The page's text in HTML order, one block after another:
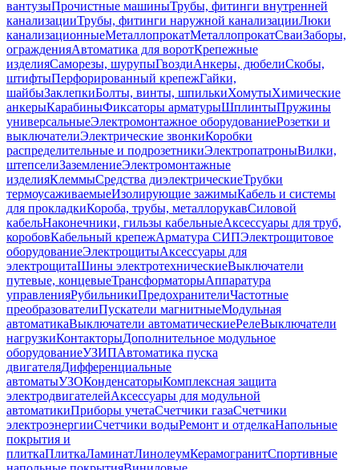
вантузыПрочистные машиныТрубы, фитинги внутренней
канализацииТрубы, фитинги наружной канализацииЛюки
канализационныеМеталлопрокатМеталлопрокатСваиЗаборы,
огражденияАвтоматика для воротКрепежные
изделияСаморезы, шурупыГвоздиАнкеры, дюбелиСкобы,
штифтыПерфорированный крепежГайки,
шайбыЗаклепкиБолты, винты, шпилькиХомутыХимические
анкерыКарабиныФиксаторы арматурыШплинтыПружины
универсальныеЭлектромонтажное оборудованиеРозетки и
выключателиЭлектрические звонкиКоробки
распределительные и подрозетникиЭлектропатроныВилки,
штепселиЗаземлениеЭлектромонтажные
изделияКлеммыСредства диэлектрическиеТрубки
термоусаживаемыеИзолирующие зажимыКабель и системы
для прокладкиКороба, трубы, металлорукавСиловой
кабельНаконечники, гильзы кабельныеАксессуары для труб,
коробовКабельный крепежАрматура СИПЭлектрощитовое
оборудованиеЭлектрощитыАксессуары для
электрощитаШины электротехническиеВыключатели
путевые, концевыеТрансформаторыАппаратура
управленияРубильникиПредохранителиЧастотные
преобразователиПускатели магнитныеМодульная
автоматикаВыключатели автоматическиеРелеВыключатели
нагрузкиКонтакторыДополнительное модульное
оборудованиеУЗИПАвтоматика пуска
двигателяДифференциальные
автоматыУЗОКонденсаторыКомплексная защита
электродвигателейАксессуары для модульной
автоматикиПриборы учетаСчетчики газаСчетчики
электроэнергииСчетчики водыРемонт и отделкаНапольные
покрытия и
плиткаПлиткаЛаминатЛинолеумКерамогранитСпортивные